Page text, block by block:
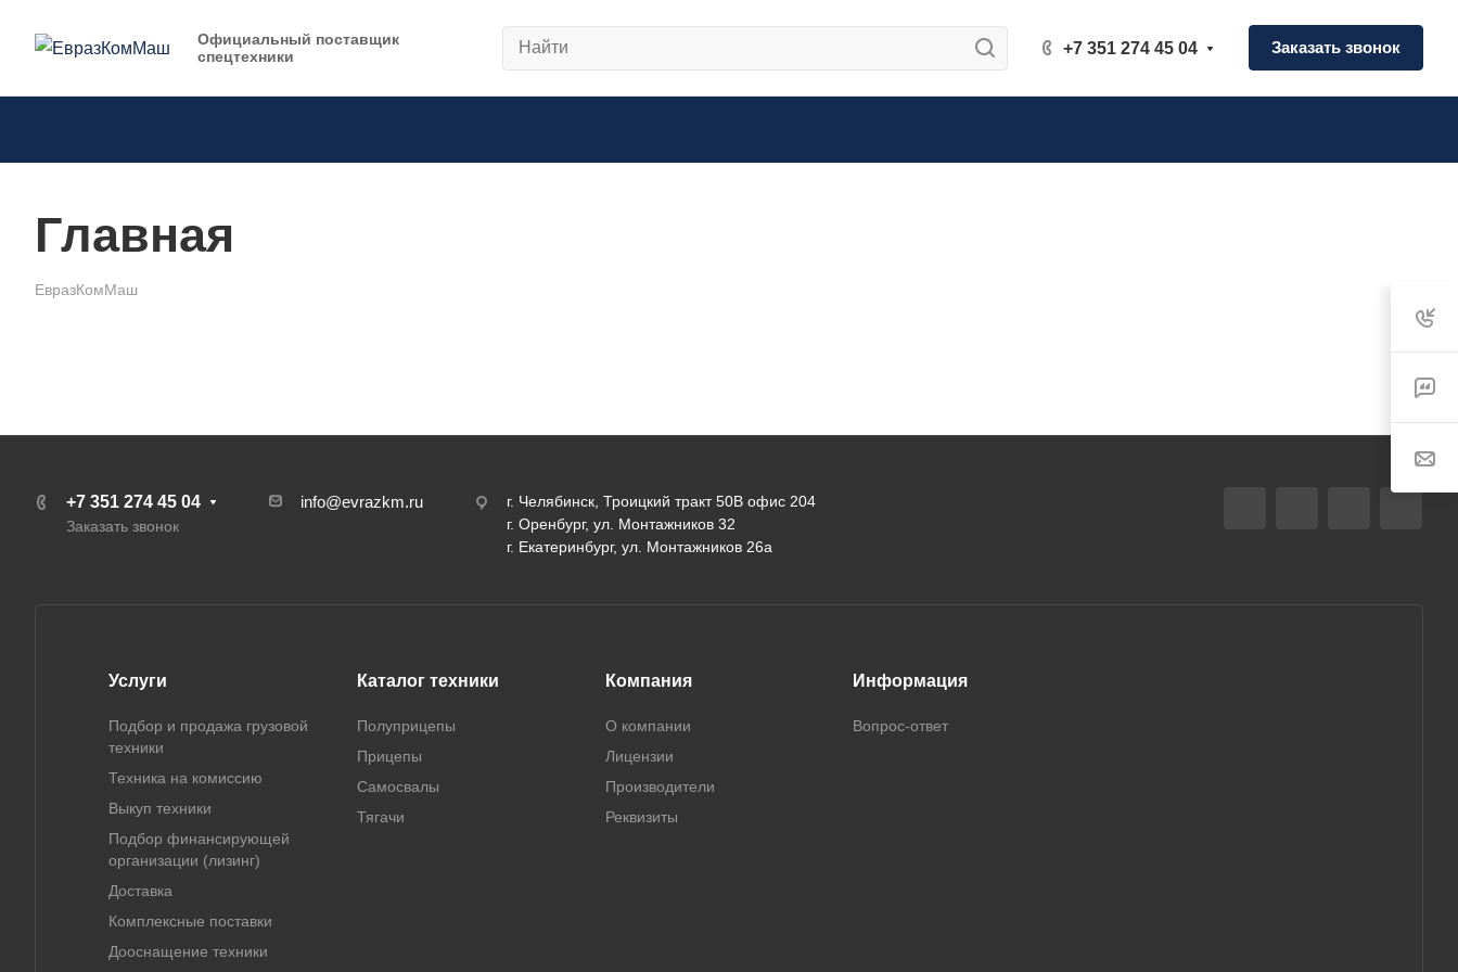
Официальный поставщик
спецтехники
+7 351 274 45 04 Заказать звонок
Главная
ЕвразКомМаш
+7 351 274 45 04
Заказать звонок
info@evrazkm.ru
г. Челябинск, Троицкий тракт 50В офис 204
г. Оренбург, ул. Монтажников 32
г. Екатеринбург, ул. Монтажников 26а
Услуги
Подбор и продажа грузовой
техники
Техника на комиссию
Выкуп техники
Подбор финансирующей
организации (лизинг)
Доставка
Комплексные поставки
Дооснащение техники
Каталог техники
Полуприцепы
Прицепы
Самосвалы
Тягачи
Компания
О компании
Лицензии
Производители
Реквизиты
Информация
Вопрос-ответ